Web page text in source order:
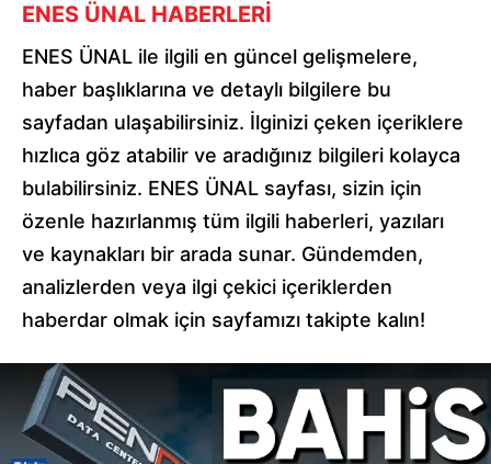
ENES ÜNAL HABERLERİ
ENES ÜNAL ile ilgili en güncel gelişmelere,
haber başlıklarına ve detaylı bilgilere bu
sayfadan ulaşabilirsiniz. İlginizi çeken içeriklere
hızlıca göz atabilir ve aradığınız bilgileri kolayca
bulabilirsiniz. ENES ÜNAL sayfası, sizin için
özenle hazırlanmış tüm ilgili haberleri, yazıları
ve kaynakları bir arada sunar. Gündemden,
analizlerden veya ilgi çekici içeriklerden
haberdar olmak için sayfamızı takipte kalın!